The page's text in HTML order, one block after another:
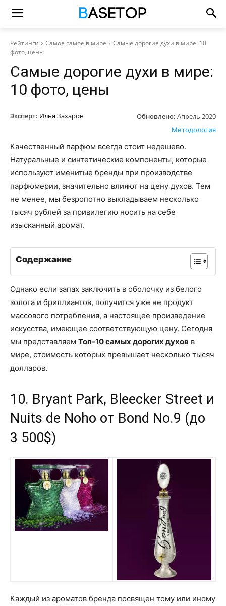
Рейтинги Самое самое в мире
Самые дорогие духи в мире: 10
фото, цены
Самые дорогие духи в мире:
10 фото, цены
Эксперт: Илья Захаров Обновлено: Апрель 2020
Методология
Качественный парфюм всегда стоит недешево.
Натуральные и синтетические компоненты, которые
используют именитые бренды при производстве
парфюмерии, значительно влияют на цену духов. Тем
не менее, мы безропотно выкладываем несколько
тысяч рублей за привилегию носить на себе
изысканный аромат.
Содержание
Однако если запах заключить в оболочку из белого
золота и бриллиантов, получится уже не продукт
массового потребления, а настоящее произведение
искусства, имеющее соответствующую цену. Сегодня
мы представляем Топ-10 самых дорогих духов в
мире, стоимость которых превышает несколько тысяч
долларов.
10. Bryant Park, Bleecker Street и
Nuits de Noho от Bond No.9 (до
3 500$)
Каждый из ароматов бренда посвящен тому или иному